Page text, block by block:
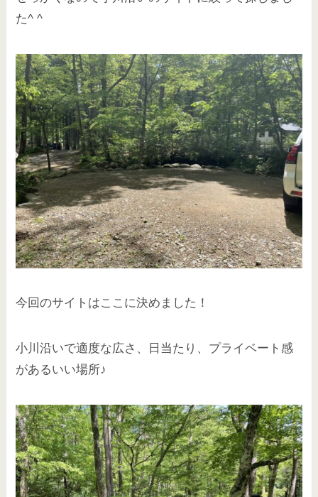
た^ ^
今回のサイトはここに決めました！
小川沿いで適度な広さ、日当たり、プライベート感
があるいい場所♪